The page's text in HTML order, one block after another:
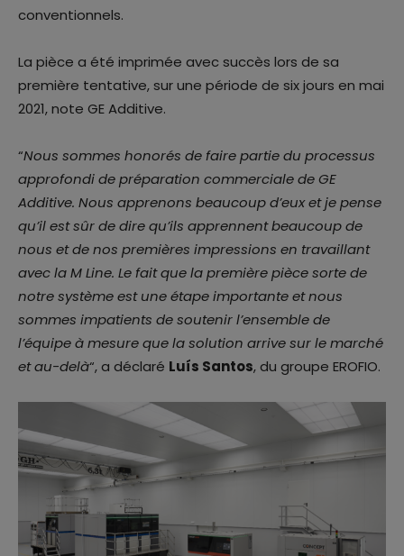
conventionnels.
La pièce a été imprimée avec succès lors de sa
première tentative, sur une période de six jours en mai
2021, note GE Additive.
“Nous sommes honorés de faire partie du processus
approfondi de préparation commerciale de GE
Additive. Nous apprenons beaucoup d’eux et je pense
qu’il est sûr de dire qu’ils apprennent beaucoup de
nous et de nos premières impressions en travaillant
avec la M Line. Le fait que la première pièce sorte de
notre système est une étape importante et nous
sommes impatients de soutenir l’ensemble de
l’équipe à mesure que la solution arrive sur le marché
et au-delà“, a déclaré Luís Santos, du groupe EROFIO.